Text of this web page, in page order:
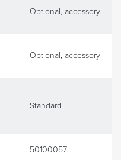
Optional, accessory
Optional, accessory
Standard
50100057